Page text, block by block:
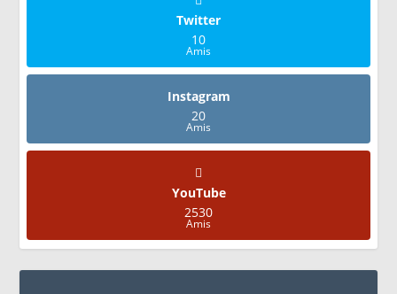
Twitter
10
Amis
Instagram
20
Amis
YouTube
2530
Amis